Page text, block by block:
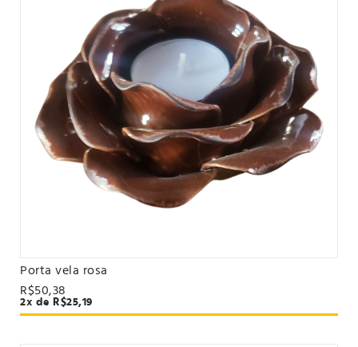
Porta vela rosa
R$50,38
2x de R$25,19